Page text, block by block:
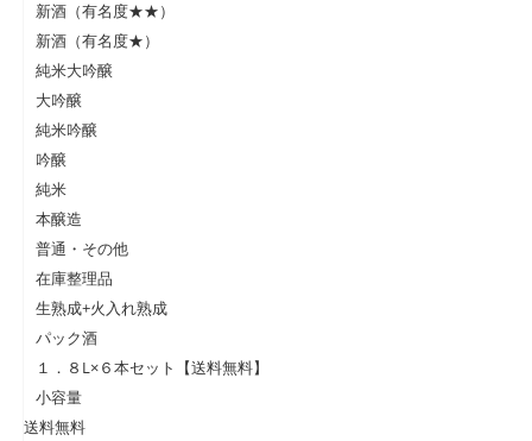
新酒（有名度★★）
新酒（有名度★）
純米大吟醸
大吟醸
純米吟醸
吟醸
純米
本醸造
普通・その他
在庫整理品
生熟成+火入れ熟成
パック酒
１．８L×６本セット【送料無料】
小容量
送料無料